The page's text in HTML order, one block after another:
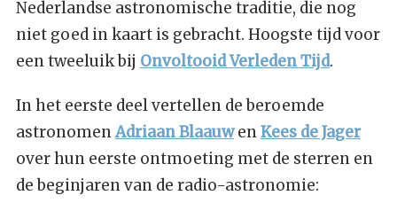
Nederlandse astronomische traditie, die nog
niet goed in kaart is gebracht. Hoogste tijd voor
een tweeluik bij Onvoltooid Verleden Tijd.
In het eerste deel vertellen de beroemde
astronomenAdriaan BlaauwenKees de Jager
over hun eerste ontmoeting met de sterren en
de beginjaren van de radio-astronomie: